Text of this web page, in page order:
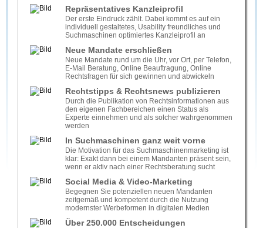
Repräsentatives Kanzleiprofil
Der erste Eindruck zählt. Dabei kommt es auf ein
individuell gestaltetes, Usability freundliches und
Suchmaschinen optimiertes Kanzleiprofil an
Neue Mandate erschließen
Neue Mandate rund um die Uhr, vor Ort, per Telefon,
E-Mail Beratung, Online Beauftragung, Online
Rechtsfragen für sich gewinnen und abwickeln
Rechtstipps & Rechtsnews publizieren
Durch die Publikation von Rechtsinformationen aus
den eigenen Fachbereichen einen Status als
Experte einnehmen und als solcher wahrgenommen
werden
In Suchmaschinen ganz weit vorne
Die Motivation für das Suchmaschinenmarketing ist
klar: Exakt dann bei einem Mandanten präsent sein,
wenn er aktiv nach einer Rechtsberatung sucht
Social Media & Video-Marketing
Begegnen Sie potenziellen neuen Mandanten
zeitgemäß und kompetent durch die Nutzung
modernster Werbeformen in digitalen Medien
Über 250.000 Entscheidungen